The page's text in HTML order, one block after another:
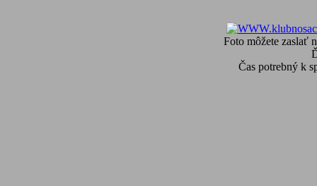
Foto môžete zaslať
Čas potrebný k